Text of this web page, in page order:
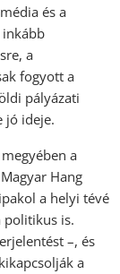
és a
inkább
a
fogyott a
pályázati
jó ideje.
a
Hang
a helyi tévé
politikus is.
–, és
a